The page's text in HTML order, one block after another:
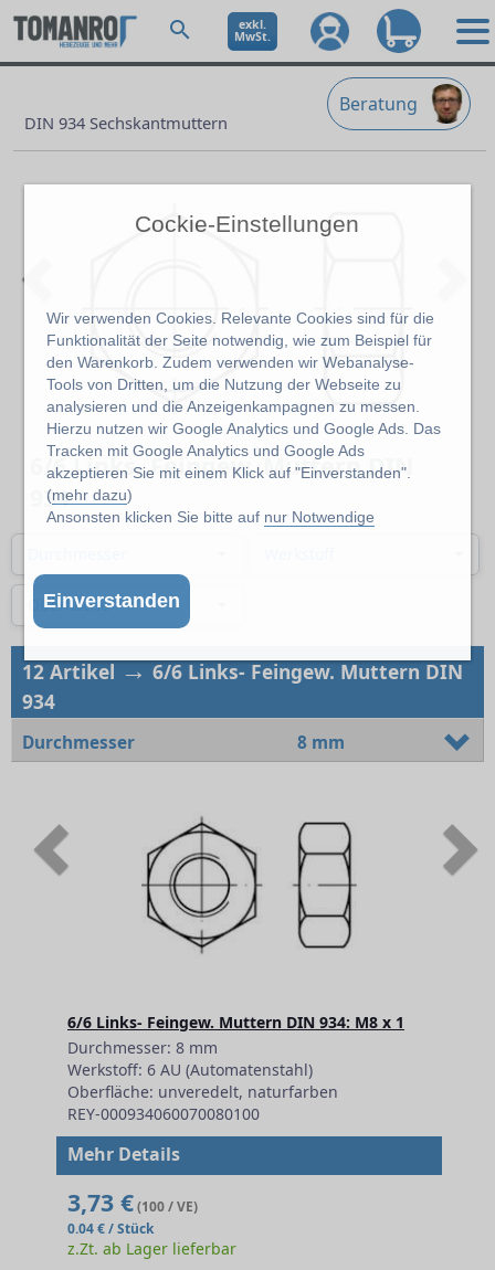
Cockie-Einstellungen
Wir verwenden Cookies. Relevante Cookies sind für die
Funktionalität der Seite notwendig, wie zum Beispiel für
den Warenkorb. Zudem verwenden wir Webanalyse-
Tools von Dritten, um die Nutzung der Webseite zu
analysieren und die Anzeigenkampagnen zu messen.
Hierzu nutzen wir Google Analytics und Google Ads. Das
Tracken mit Google Analytics und Google Ads
akzeptieren Sie mit einem Klick auf "Einverstanden".
(mehr dazu)
Ansonsten klicken Sie bitte auf nur Notwendige
Einverstanden
exkl.
MwSt.
Beratung
DIN 934 Sechskantmuttern
Previous
6/6 Links- Feingew. Muttern DIN
934
Oberfläche
12 Artikel → 6/6 Links- Feingew. Muttern DIN
934
Durchmesser 8 mm
6/6 Links- Feingew. Muttern DIN 934: M8 x 1
Durchmesser: 8 mm
Werkstoff: 6 AU (Automatenstahl)
Oberfläche: unveredelt, naturfarben
REY-000934060070080100
Mehr Details
3,73 €(100 / VE)
0.04 € / Stück
z.Zt. ab Lager lieferbar